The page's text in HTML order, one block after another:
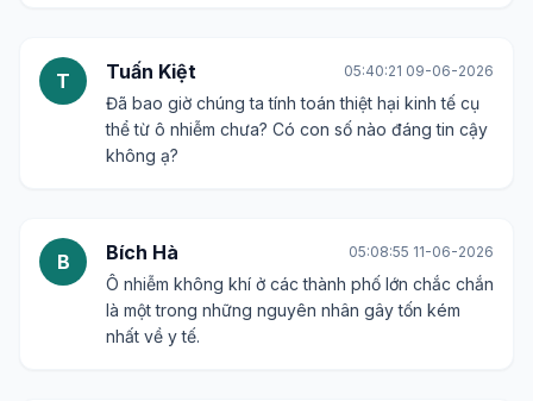
T Tuấn Kiệt 05:40:21 09-06-2026
Đã bao giờ chúng ta tính toán thiệt hại kinh tế cụ
thể từ ô nhiễm chưa? Có con số nào đáng tin cậy
không ạ?
B Bích Hà 05:08:55 11-06-2026
Ô nhiễm không khí ở các thành phố lớn chắc chắn
là một trong những nguyên nhân gây tốn kém
nhất về y tế.